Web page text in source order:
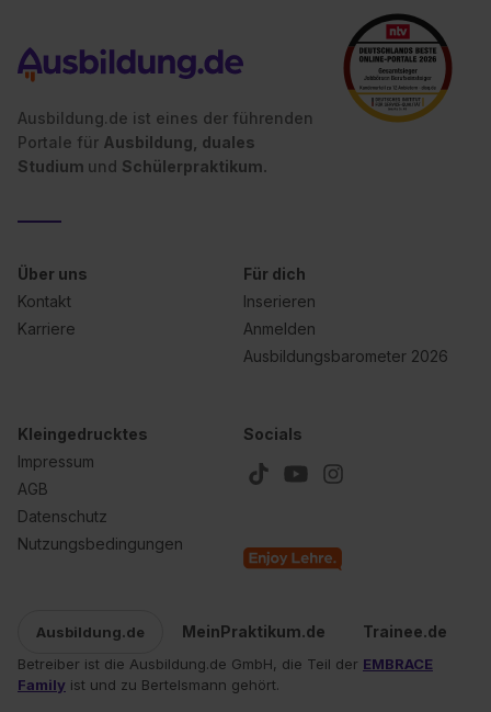
Ausbildung.de ist eines der führenden
Portale für Ausbildung, duales
Studium und Schülerpraktikum.
Über uns
Kontakt
Karriere
Für dich
Inserieren
Anmelden
Ausbildungsbarometer 2026
Kleingedrucktes
Impressum
AGB
Datenschutz
Nutzungsbedingungen
Socials
Ausbildung.de MeinPraktikum.de Trainee.de
Betreiber ist die Ausbildung.de GmbH, die Teil der EMBRACE
Family ist und zu Bertelsmann gehört.